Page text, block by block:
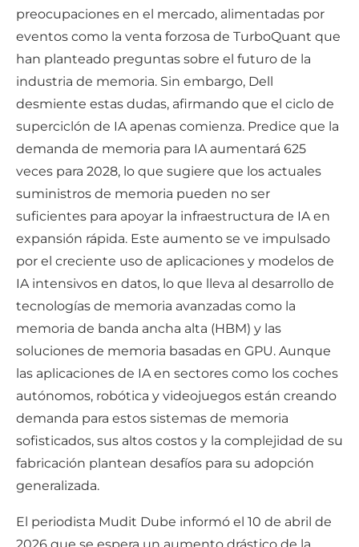
preocupaciones en el mercado, alimentadas por
eventos como la venta forzosa de TurboQuant que
han planteado preguntas sobre el futuro de la
industria de memoria. Sin embargo, Dell
desmiente estas dudas, afirmando que el ciclo de
superciclón de IA apenas comienza. Predice que la
demanda de memoria para IA aumentará 625
veces para 2028, lo que sugiere que los actuales
suministros de memoria pueden no ser
suficientes para apoyar la infraestructura de IA en
expansión rápida. Este aumento se ve impulsado
por el creciente uso de aplicaciones y modelos de
IA intensivos en datos, lo que lleva al desarrollo de
tecnologías de memoria avanzadas como la
memoria de banda ancha alta (HBM) y las
soluciones de memoria basadas en GPU. Aunque
las aplicaciones de IA en sectores como los coches
autónomos, robótica y videojuegos están creando
demanda para estos sistemas de memoria
sofisticados, sus altos costos y la complejidad de su
fabricación plantean desafíos para su adopción
generalizada.
El periodista Mudit Dube informó el 10 de abril de
2026 que se espera un aumento drástico de la